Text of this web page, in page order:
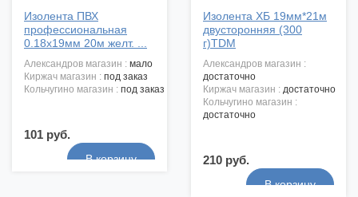
Изолента ПВХ
профессиональная
0.18х19мм 20м желт. ...
александров магазин : мало
киржач магазин : под заказ
кольчугино магазин : под заказ
101 руб.
Изолента ХБ 19мм*21м
двусторонняя (300
г)TDM
александров магазин :
достаточно
киржач магазин : достаточно
кольчугино магазин :
достаточно
210 руб.